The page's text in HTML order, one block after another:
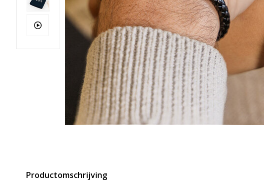
Productomschrijving